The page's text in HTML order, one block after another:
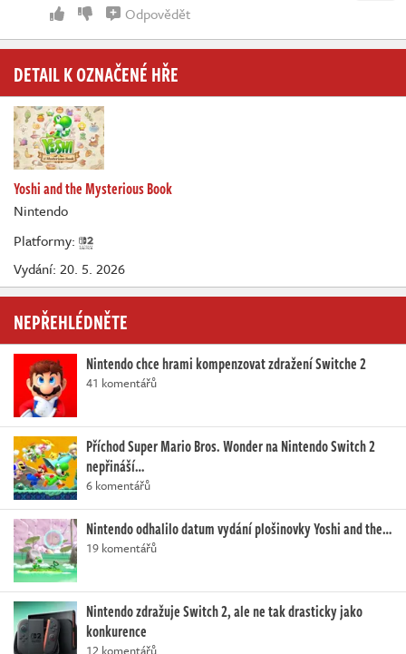
Odpovědět
DETAIL K OZNAČENÉ HŘE
Yoshi and the Mysterious Book
Nintendo
Platformy:
Vydání: 20. 5. 2026
NEPŘEHLÉDNĚTE
Nintendo chce hrami kompenzovat zdražení Switche 2
41 komentářů
Příchod Super Mario Bros. Wonder na Nintendo Switch 2
nepřináší…
6 komentářů
Nintendo odhalilo datum vydání plošinovky Yoshi and the…
19 komentářů
Nintendo zdražuje Switch 2, ale ne tak drasticky jako
konkurence
12 komentářů